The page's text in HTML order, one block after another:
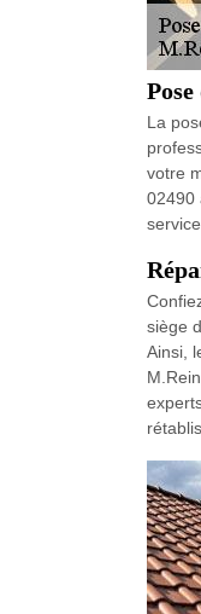
La
votre
02490
siège
Ainsi,